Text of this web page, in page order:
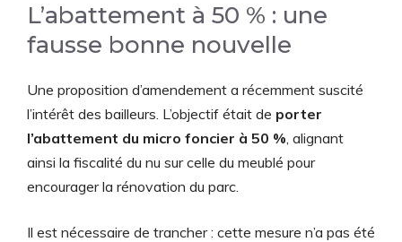
L’abattement à 50 % : une
fausse bonne nouvelle
Une proposition d’amendement a récemment suscité
l’intérêt des bailleurs. L’objectif était de porter
l’abattement du micro foncier à 50 %, alignant
ainsi la fiscalité du nu sur celle du meublé pour
encourager la rénovation du parc.
Il est nécessaire de trancher : cette mesure n’a pas été